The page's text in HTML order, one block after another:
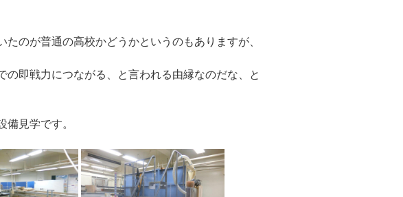
のが普通の高校かどうかというのもありますが、
即戦力につながる、と言われる由縁なのだな、と
備見学です。